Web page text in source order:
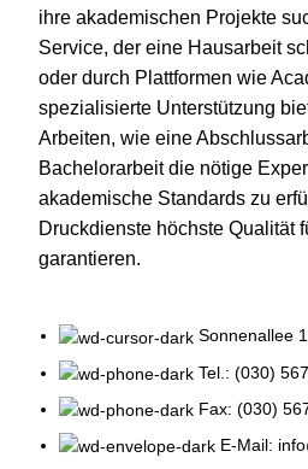
ihre akademischen Projekte
Service, der eine Hausarbeit
oder durch Plattformen wie
spezialisierte Unterstützung
Arbeiten, wie eine
Bachelorarbeitdie nötige
akademische Standards zu
Druckdienste höchste Qualität
garantieren.
Sonnenallee
Tel.: (030)
Fax: (030)
E-Mail: